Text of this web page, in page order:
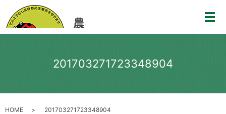
メ
201703271723348904
HOME 201703271723348904